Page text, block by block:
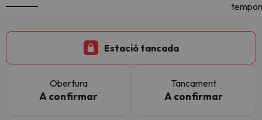
Estació tancada
Obertura
A confirmar
Tancament
A confirmar